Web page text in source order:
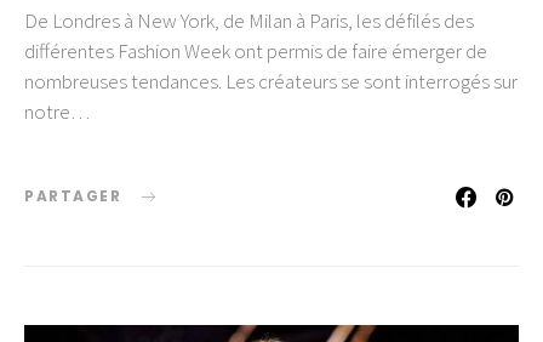
De Londres à New York, de Milan à Paris, les défilés des
différentes Fashion Week ont permis de faire émerger de
nombreuses tendances. Les créateurs se sont interrogés sur
notre…
PARTAGER